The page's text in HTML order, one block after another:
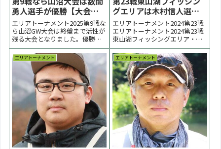
勇人選手が優勝【大会結
果】
エリアトーナメント2025第9戦な
ら山沼GW大会は終盤まで活性が
残る大会となりました。優勝は
数間勇人選手。２位は岡田瑠衣
選手、３位は須貝幸生選手でし
た。 < 前の大会 2025一覧 次の大
会 >表彰台 優勝：数間勇人選手
表彰台 ラーメン賞協賛企業：順
不同IOS FACTORY、...
グエリアは木村信人選手
が優勝【大会結果】
エリアトーナメント2024第23戦
エリアトーナメント2024第23戦
東山湖フィッシングエリア・大
会は１２月らしい冷え込みの中
で行われボトム優勢の展開とな
りました。優勝は木村信人選
手、２位は茂木健選手、足立剛
宗選手でした。 < 前の大会 2024
一覧 次の大会 >表彰台 優勝：木
村...
エリアトーナメント エリアトーナメント